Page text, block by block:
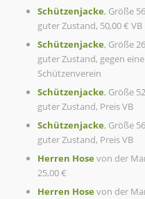
Schützenjacke, Größe
guter Zustand, 50,00 € VB
Schützenjacke, Größe
guter Zustand, gegen
Schützenverein
Schützenjacke, Größe
guter Zustand, Preis VB
Schützenjacke, Größe 56
guter Zustand, Preis VB
Herren Hosevon der
25,00 €
Herren Hosevon der